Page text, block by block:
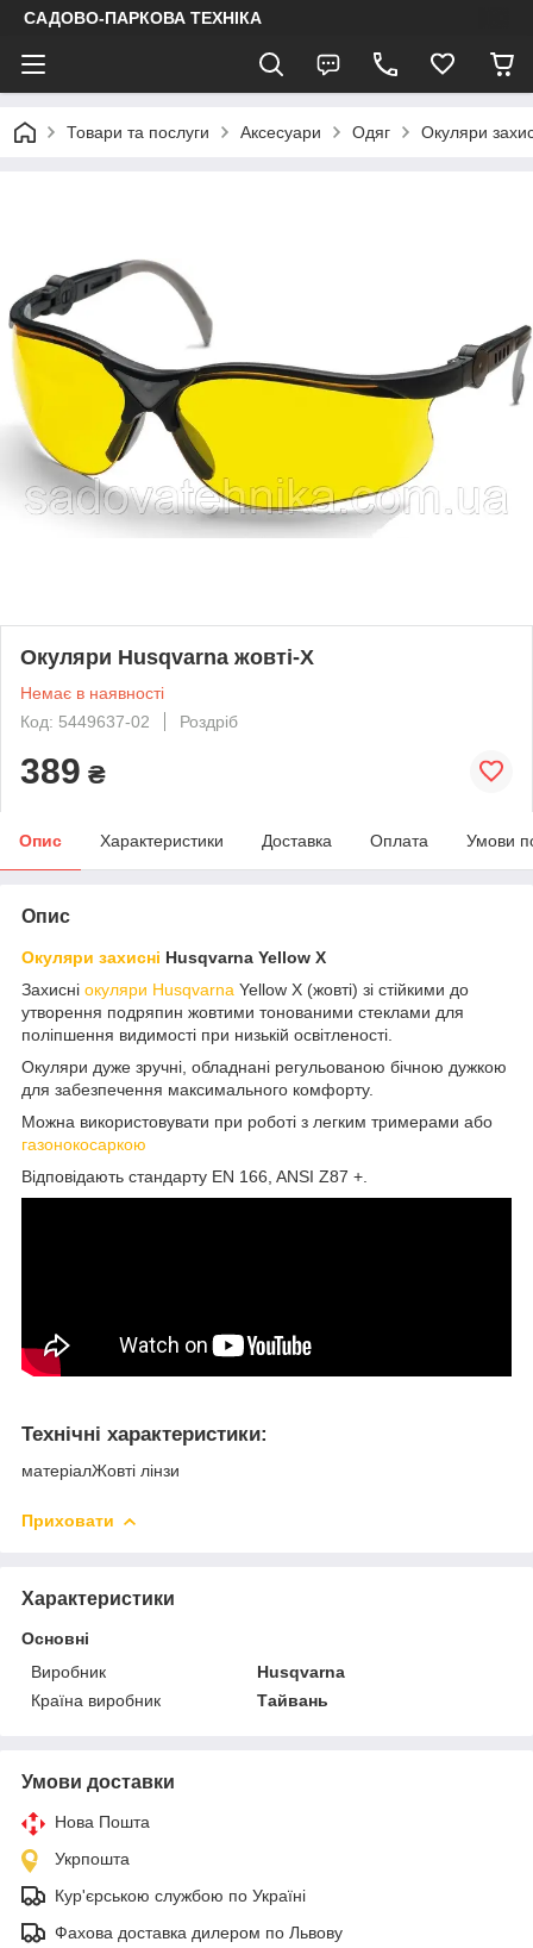
САДОВО-ПАРКОВА ТЕХНІКА
Товари та послуги Аксесуари Одяг Окуляри
Окуляри Husqvarna жовті-Х
Немає в наявності
Код: 5449637-02
Роздріб
389 ₴
Опис Характеристики Доставка Оплата Умови
Опис
Окуляри захисні Husqvarna Yellow X
Захисні окуляри Husqvarna Yellow X (жовті) зі стійкими до
утворення подряпин жовтими тонованими стеклами для
поліпшення видимості при низькій освітленості.
Окуляри дуже зручні, обладнані регульованою бічною дужкою
для забезпечення максимального комфорту.
Можна використовувати при роботі з легким тримерами або
газонокосаркою
Відповідають стандарту EN 166, ANSI Z87 +.
Технічні характеристики:
матеріалЖовті лінзи
Приховати
Характеристики
Основні
Виробник
Husqvarna
Країна виробник
Тайвань
Умови доставки
Нова Пошта
Укрпошта
Кур'єрською службою по Україні
Фахова доставка дилером по Львову